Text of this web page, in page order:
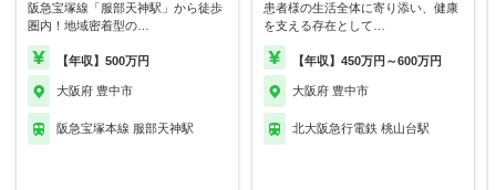
阪急宝塚線「服部天神駅」から徒歩
圏内！地域密着型の…
【年収】500万円
大阪府 豊中市
阪急宝塚本線 服部天神駅
患者様の生活全体に寄り添い、健康
を支える存在として…
【年収】450万円～600万円
大阪府 豊中市
北大阪急行電鉄 桃山台駅